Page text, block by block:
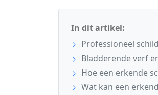
In dit artikel:
Professioneel
Bladderende verf
Hoe een erkende
Wat kan een